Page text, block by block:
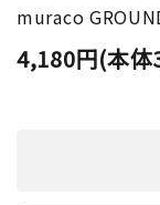
muraco
4,180円(本体